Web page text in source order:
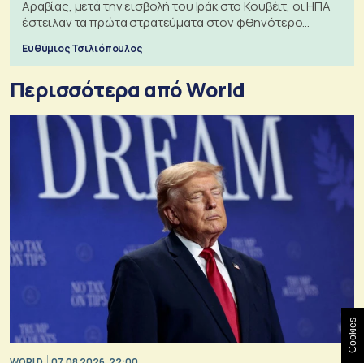
Αραβίας, μετά την εισβολή του Ιράκ στο Κουβέιτ, οι ΗΠΑ
έστειλαν τα πρώτα στρατεύματα στον φθηνότερο
Ευθύμιος Τσιλιόπουλος
Περισσότερα από World
Cookies